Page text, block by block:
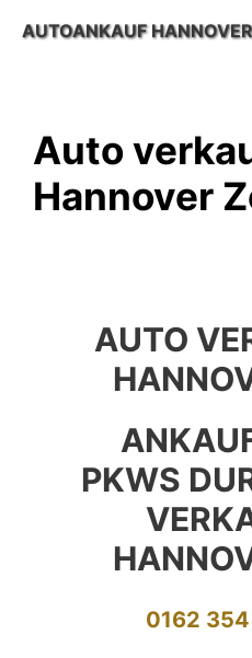
InhaltAUTOANKAUF
Auto
Hannover
AUTO
PKWS
0162